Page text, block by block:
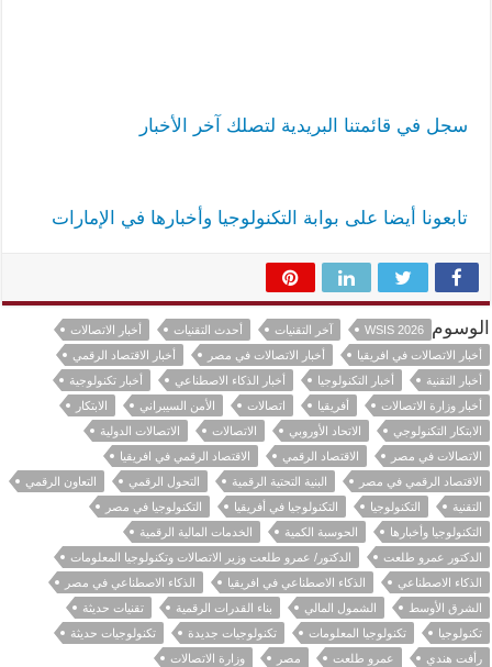
سجل في قائمتنا البريدية لتصلك آخر الأخبار
تابعونا أيضا على بوابة التكنولوجيا وأخبارها في الإمارات
الوسوم WSIS 2026 آخر التقنيات أحدث التقنيات
أخبار الاتصالات
أخبار الاتصالات في افريقيا
أخبار الاتصالات في مصر
أخبار الاقتصاد الرقمي
أخبار التقنية
أخبار التكنولوجيا أخبار الذكاء الاصطناعي
أخبار تكنولوجية
أخبار وزارة الاتصالات
أفريقيا اتصالات الأمن السيبراني
الابتكار
الابتكار التكنولوجي
الاتحاد الأوروبي الاتصالات
الاتصالات الدولية
الاتصالات في مصر
الاقتصاد الرقمي
الاقتصاد الرقمي في افريقيا
الاقتصاد الرقمي في مصر
البنية التحتية الرقمية التحول الرقمي
التعاون الرقمي
التقنية
التكنولوجيا التكنولوجيا في أفريقيا
التكنولوجيا في مصر
التكنولوجيا وأخبارها
الحوسبة الكمية
الخدمات المالية الرقمية
الدكتور عمرو طلعت
الدكتور/ عمرو طلعت وزير الاتصالات وتكنولوجيا المعلومات
الذكاء الاصطناعي
الذكاء الاصطناعي في افريقيا
الذكاء الاصطناعي في مصر
الشرق الأوسط
الشمول المالي بناء القدرات الرقمية
تقنيات حديثة
تكنولوجيا
تكنولوجيا المعلومات تكنولوجيات جديدة
تكنولوجيات حديثة
رأفت هندي
عمرو طلعت مصر
وزارة الاتصالات